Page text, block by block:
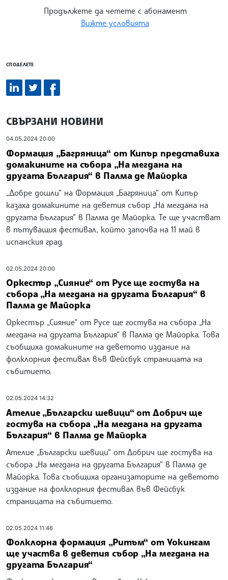
Продължете да четете с абонамент
Вижте условията
СПОДЕЛЕТЕ
СВЪРЗАНИ НОВИНИ
04.05.2024 20:00
Формация „Багряница“ от Кипър представиха
домакините на събора „На мегдана на
другата България“ в Палма де Майорка
„Добре дошли“ на Формация „Багряница“ от Кипър
казаха домакините на деветия събор „На мегдана на
другата България“ в Палма де Майорка. Те ще участват
в пътуващия фестивал, който започва на 11 май в
испанския град.
02.05.2024 20:00
Оркестър „Сияние“ от Русе ще гостува на
събора „На мегдана на другата България“ в
Палма де Майорка
Оркестър „Сияние“ от Русе ще гостува на събора „На
мегдана на другата България“ в Палма де Майорка. Това
съобщиха домакините на деветото издание на
фолклорния фестивал във Фейсбук страницата на
събитието.
02.05.2024 14:32
Ателие „Български шевици“ от Добрич ще
гостува на събора „На мегдана на другата
България“ в Палма де Майорка
Ателие „Български шевици“ от Добрич ще гостува на
събора „На мегдана на другата България“ в Палма де
Майорка. Това съобщиха организаторите на деветото
издание на фолклорния фестивал във Фейсбук
страницата на събитието.
02.05.2024 11:46
Фолклорна формация „Ритъм“ от Уокингам
ще участва в деветия събор „На мегдана на
другата България“